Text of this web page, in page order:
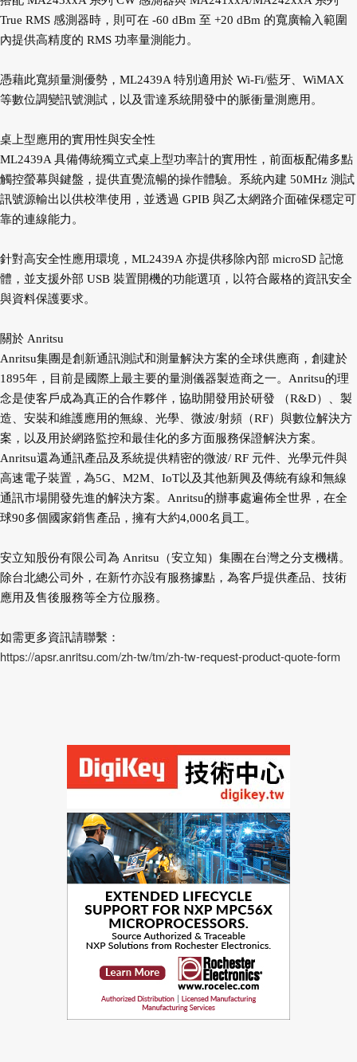
True RMS 感測器時，則可在 -60 dBm 至 +20 dBm 的寬廣輸入範圍
內提供高精度的 RMS 功率量測能力。
憑藉此寬頻量測優勢，ML2439A 特別適用於 Wi-Fi/藍牙、WiMAX
等數位調變訊號測試，以及雷達系統開發中的脈衝量測應用。
桌上型應用的實用性與安全性
ML2439A 具備傳統獨立式桌上型功率計的實用性，前面板配備多點
觸控螢幕與鍵盤，提供直覺流暢的操作體驗。系統內建 50MHz 測試
訊號源輸出以供校準使用，並透過 GPIB 與乙太網路介面確保穩定可
靠的連線能力。
針對高安全性應用環境，ML2439A 亦提供移除內部 microSD 記憶
體，並支援外部 USB 裝置開機的功能選項，以符合嚴格的資訊安全
與資料保護要求。
關於 Anritsu
Anritsu集團是創新通訊測試和測量解決方案的全球供應商，創建於
1895年，目前是國際上最主要的量測儀器製造商之一。Anritsu的理
念是使客戶成為真正的合作夥伴，協助開發用於研發 （R&D）、製
造、安裝和維護應用的無線、光學、微波/射頻（RF）與數位解決方
案，以及用於網路監控和最佳化的多方面服務保證解決方案。
Anritsu還為通訊產品及系統提供精密的微波/ RF 元件、光學元件與
高速電子裝置，為5G、M2M、IoT以及其他新興及傳統有線和無線
通訊市場開發先進的解決方案。Anritsu的辦事處遍佈全世界，在全
球90多個國家銷售產品，擁有大約4,000名員工。
安立知股份有限公司為 Anritsu（安立知）集團在台灣之分支機構。
除台北總公司外，在新竹亦設有服務據點，為客戶提供產品、技術
應用及售後服務等全方位服務。
如需更多資訊請聯繫：
https://apsr.anritsu.com/zh-tw/tm/zh-tw-request-product-quote-form